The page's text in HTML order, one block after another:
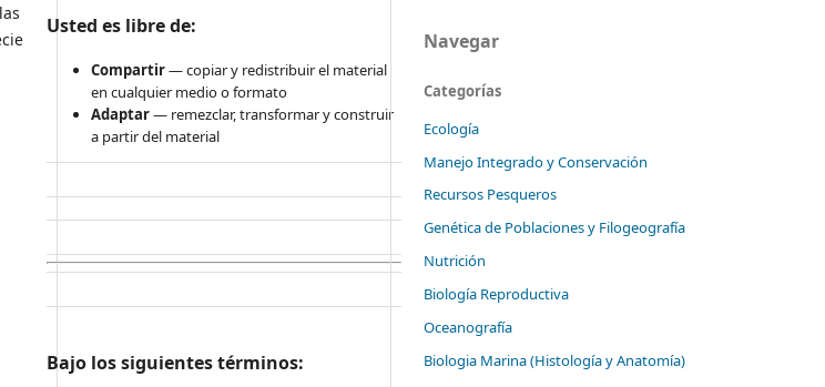
Usted es libre de:
Compartir— copiar y redistribuir el material
en cualquier medio o formato
Adaptar— remezclar, transformar y construir
a partir del material
Bajo los siguientes términos:
Navegar
Categorías
Ecología
Manejo Integrado y Conservación
Recursos Pesqueros
Genética de Poblaciones y Filogeografía
Nutrición
Biología Reproductiva
Oceanografía
Biologia Marina (Histología y Anatomía)